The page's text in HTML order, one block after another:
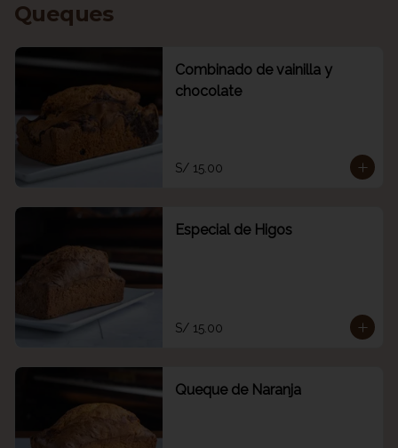
Queques
Combinado de vainilla y
chocolate
S/ 15.00
Especial de Higos
S/ 15.00
Queque de Naranja